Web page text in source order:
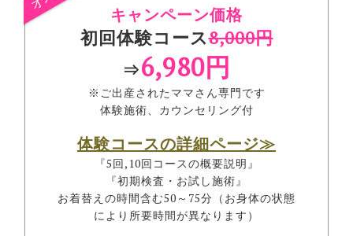
キャンペーン価格
初回体験コース8,000円
⇒6,980円
※ご出産されたママさん専門です
体験施術、カウンセリング付
体験コースの詳細ページ≫
『5回,10回コースの概要説明』
『初期検査・お試し施術』
お着替えの時間含む50～75分（お身体の状態
により所要時間が異なります）